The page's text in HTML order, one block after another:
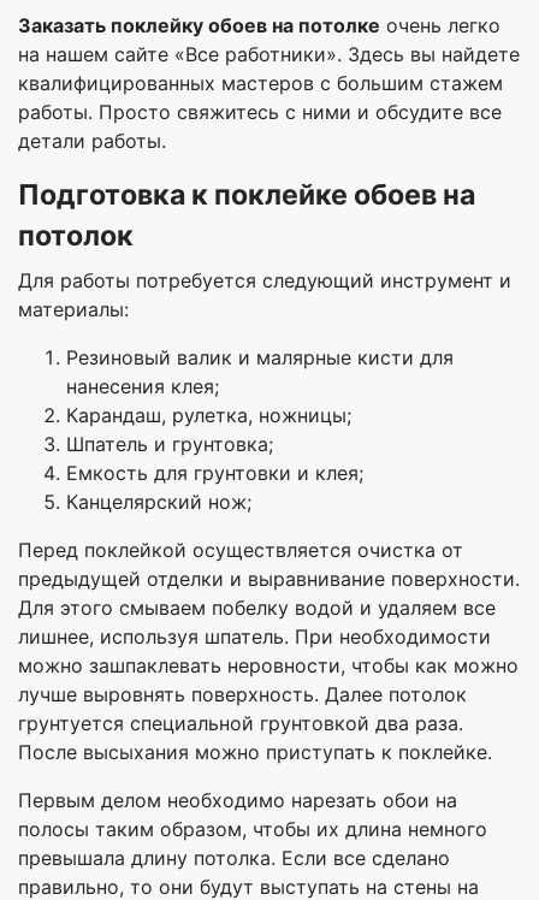
Заказать поклейку обоев на потолке очень легко
на нашем сайте «Все работники». Здесь вы найдете
квалифицированных мастеров с большим стажем
работы. Просто свяжитесь с ними и обсудите все
детали работы.
Подготовка к поклейке обоев на
потолок
Для работы потребуется следующий инструмент и
материалы:
Резиновый валик и малярные кисти для
нанесения клея;
Карандаш, рулетка, ножницы;
Шпатель и грунтовка;
Емкость для грунтовки и клея;
Канцелярский нож;
Перед поклейкой осуществляется очистка от
предыдущей отделки и выравнивание поверхности.
Для этого смываем побелку водой и удаляем все
лишнее, используя шпатель. При необходимости
можно зашпаклевать неровности, чтобы как можно
лучше выровнять поверхность. Далее потолок
грунтуется специальной грунтовкой два раза.
После высыхания можно приступать к поклейке.
Первым делом необходимо нарезать обои на
полосы таким образом, чтобы их длина немного
превышала длину потолка. Если все сделано
правильно, то они будут выступать на стены на